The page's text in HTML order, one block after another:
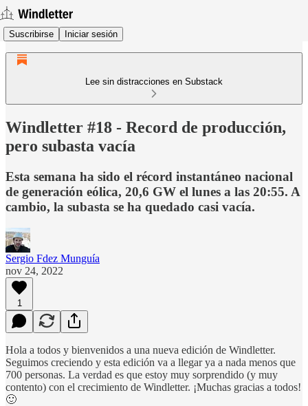
Suscribirse Iniciar sesión
Lee sin distracciones en Substack
Windletter #18 - Record de producción,
pero subasta vacía
Esta semana ha sido el récord instantáneo nacional
de generación eólica, 20,6 GW el lunes a las 20:55. A
cambio, la subasta se ha quedado casi vacía.
Sergio Fdez Munguía
nov 24, 2022
1
Hola a todos y bienvenidos a una nueva edición de Windletter.
Seguimos creciendo y esta edición va a llegar ya a nada menos que
700 personas. La verdad es que estoy muy sorprendido (y muy
contento) con el crecimiento de Windletter. ¡Muchas gracias a todos!
🙂